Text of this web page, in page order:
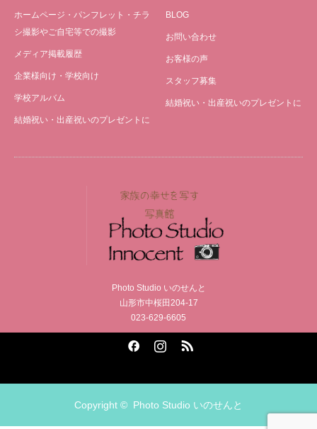
ホームページ・パンフレット・チラ
シ撮影やご自宅等での撮影
メディア掲載履歴
企業様向け・学校向け
学校アルバム
結婚祝い・出産祝いのプレゼントに
BLOG
お問い合わせ
お客様の声
スタッフ募集
結婚祝い・出産祝いのプレゼントに
Photo Studio いのせんと
山形市中桜田204-17
023-629-6605
Copyright © Photo Studio いのせんと